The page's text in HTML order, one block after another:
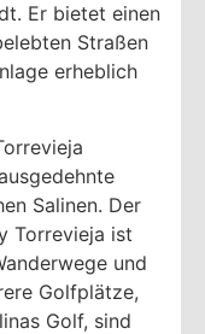
Er bietet einen
Straßen
erheblich
Salinen. Der
Torrevieja ist
und
Golfplätze,
Golf, sind